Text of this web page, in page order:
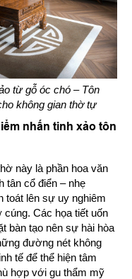
từ gỗ óc chó – Tôn
không gian thờ tự
nhấn tinh xảo tôn
này là phần hoa văn
tân cổ điển – nhẹ
toát lên sự uy nghiêm
cúng. Các họa tiết uốn
bàn tạo nên sự hài hòa
đường nét không
tế để thể hiện tâm
hợp với gu thẩm mỹ